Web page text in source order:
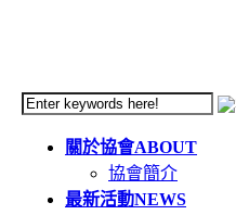
關於協會ABOUT
協會簡介
最新活動NEWS